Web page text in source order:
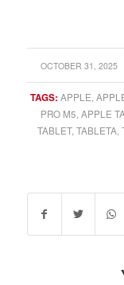
OCTOBER 31, 2025
/
TAGS: APPLE
PRO M5 APPLE
TABLET, TABLETA